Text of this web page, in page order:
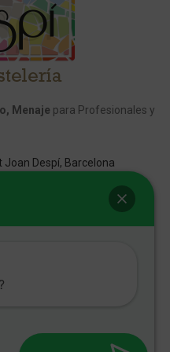
Menaje para Profesionales y
Joan Despí, Barcelona